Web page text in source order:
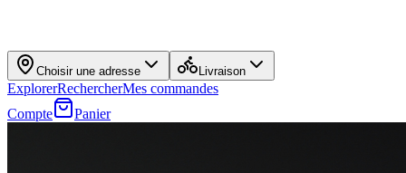
Choisir une adresse Livraison
ExplorerRechercherMes commandes
Compte
Panier